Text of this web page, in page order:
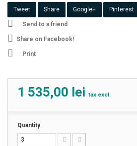
Tweet Share Google+ Pinterest
Send to a friend
Share on Facebook!
Print
1 535,00 lei tax excl.
Quantity